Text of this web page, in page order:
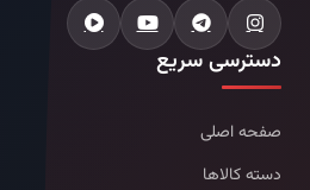
دسترسی سریع
صفحه اصلی
دسته کالاها